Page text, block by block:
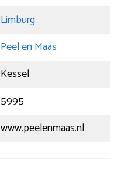
Limburg
Peel en Maas
Kessel
5995
www.peelenmaas.nl